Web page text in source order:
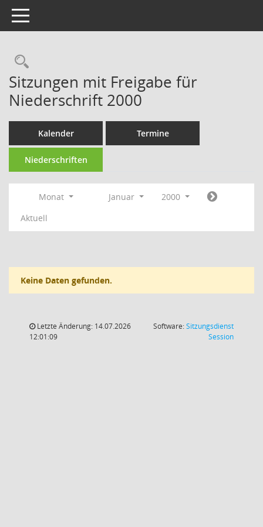
Toggle navigation
Rechercheauswahl
Sitzungen mit Freigabe für
Niederschrift 2000
Kalender Termine
Niederschriften
Monat Januar
2000
Aktuell
Keine Daten gefunden.
Letzte Änderung: 14.07.2026
12:01:09
Software:Sitzungsdienst
Session(Wird in